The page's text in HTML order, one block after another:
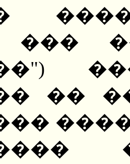
���
��